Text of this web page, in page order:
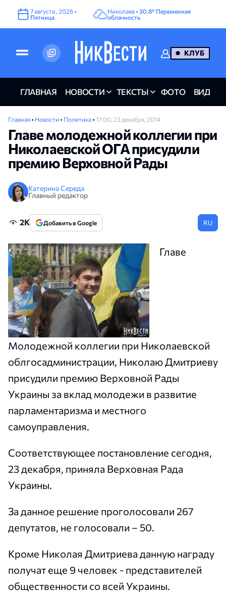
7августа ,2026 •
Пятница
Николаев • 30.8° Переменная
облачность
КЛУБ
ГЛАВНАЯ НОВОСТИ ТЕКСТЫ ФОТО ВИДЕО
Главная • Новости • Политика • 17:00, 23 декабря, 2014
Главе молодежной коллегии при
Николаевской ОГА присудили
премию Верховной Рады
Катерина Середа
Главный редактор
2K Добавить в Google RU
Главе
Молодежной коллегии при Николаевской
облгосадминистрации, Николаю Дмитриеву
присудили премию Верховной Рады
Украины за вклад молодежи в развитие
парламентаризма и местного
самоуправления.
Соответствующее постановление сегодня,
23 декабря, приняла Верховная Рада
Украины.
За данное решение проголосовали 267
депутатов, не голосовали – 50.
Кроме Николая Дмитриева данную награду
получат еще 9 человек - представителей
общественности со всей Украины.